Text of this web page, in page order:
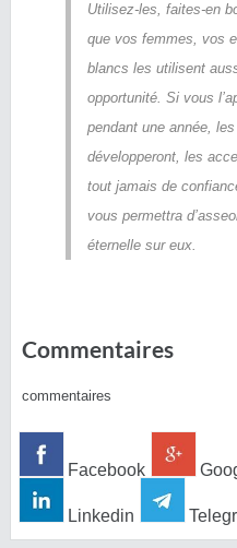
Utilisez-les, faites-en
que vos femmes, vos
blancs les utilisent
opportunité. Si vous
pendant une année,
développeront, les
tout jamais de
vous permettra
éternelle sur eux.
Commentaires
commentaires
Facebook
Linkedin